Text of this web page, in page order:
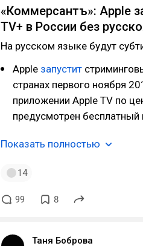
«Коммерсантъ»: Apple
TV+ в России без
На русском языке будут
Apple запустит
странах первого ноября
приложении Apple TV по
предусмотрен
Показать полностью
14
99 8
Таня Боброва